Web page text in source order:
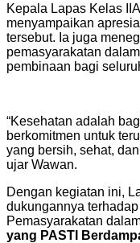
Kepala Lapas Kelas
menyampaikan
tersebut. Ia juga
pemasyarakatan
pembinaan bagi
“Kesehatan adalah
berkomitmen untuk
yang bersih, sehat,
ujar Wawan.
Dengan kegiatan ini,
dukungannya
Pemasyarakatan
yang PASTI